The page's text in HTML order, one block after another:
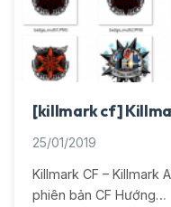
[killmark cf]
25/01/2019
Killmark CF – Killmark
phiên bản CF Hướng…